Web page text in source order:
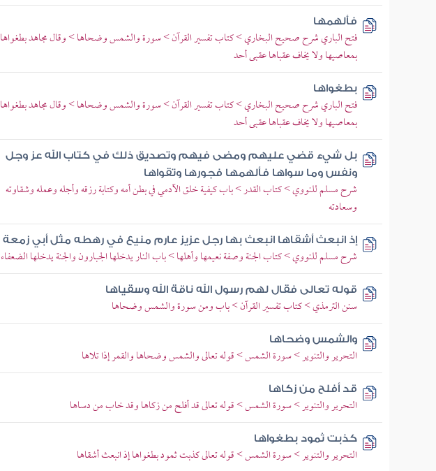
فألهمها
فتح الباري شرح صحيح البخاري > كتاب تفسير القرآن > سورة والشمس وضحاها > وقال مجاهد بطغواها
بمعاصيها ولا يخاف عقباها عقبى أحد
بطغواها
فتح الباري شرح صحيح البخاري > كتاب تفسير القرآن > سورة والشمس وضحاها > وقال مجاهد بطغواها
بمعاصيها ولا يخاف عقباها عقبى أحد
بل شيء قضي عليهم ومضى فيهم وتصديق ذلك في كتاب الله عز وجل
ونفس وما سواها فألهمها فجورها وتقواها
شرح مسلم للنووي > كتاب القدر > باب كيفية خلق الآدمي في بطن أمه وكتابة رزقه وأجله وعمله وشقاوته
وسعادته
إذ انبعث أشقاها انبعث بها رجل عزيز عارم منيع في رهطه مثل أبي زمعة
شرح مسلم للنووي > كتاب الجنة وصفة نعيمها وأهلها > باب النار يدخلها الجبارون والجنة يدخلها الضعفاء
قوله تعالى فقال لهم رسول الله ناقة الله وسقياها
سنن الترمذي > كتاب تفسير القرآن > باب ومن سورة والشمس وضحاها
والشمس وضحاها
التحرير والتنوير > سورة الشمس > قوله تعالى والشمس وضحاها والقمر إذا تلاها
قد أفلح من زكاها
التحرير والتنوير > سورة الشمس > قوله تعالى قد أفلح من زكاها وقد خاب من دساها
كذبت ثمود بطغواها
التحرير والتنوير > سورة الشمس > قوله تعالى كذبت ثمود بطغواها إذ انبعث أشقاها